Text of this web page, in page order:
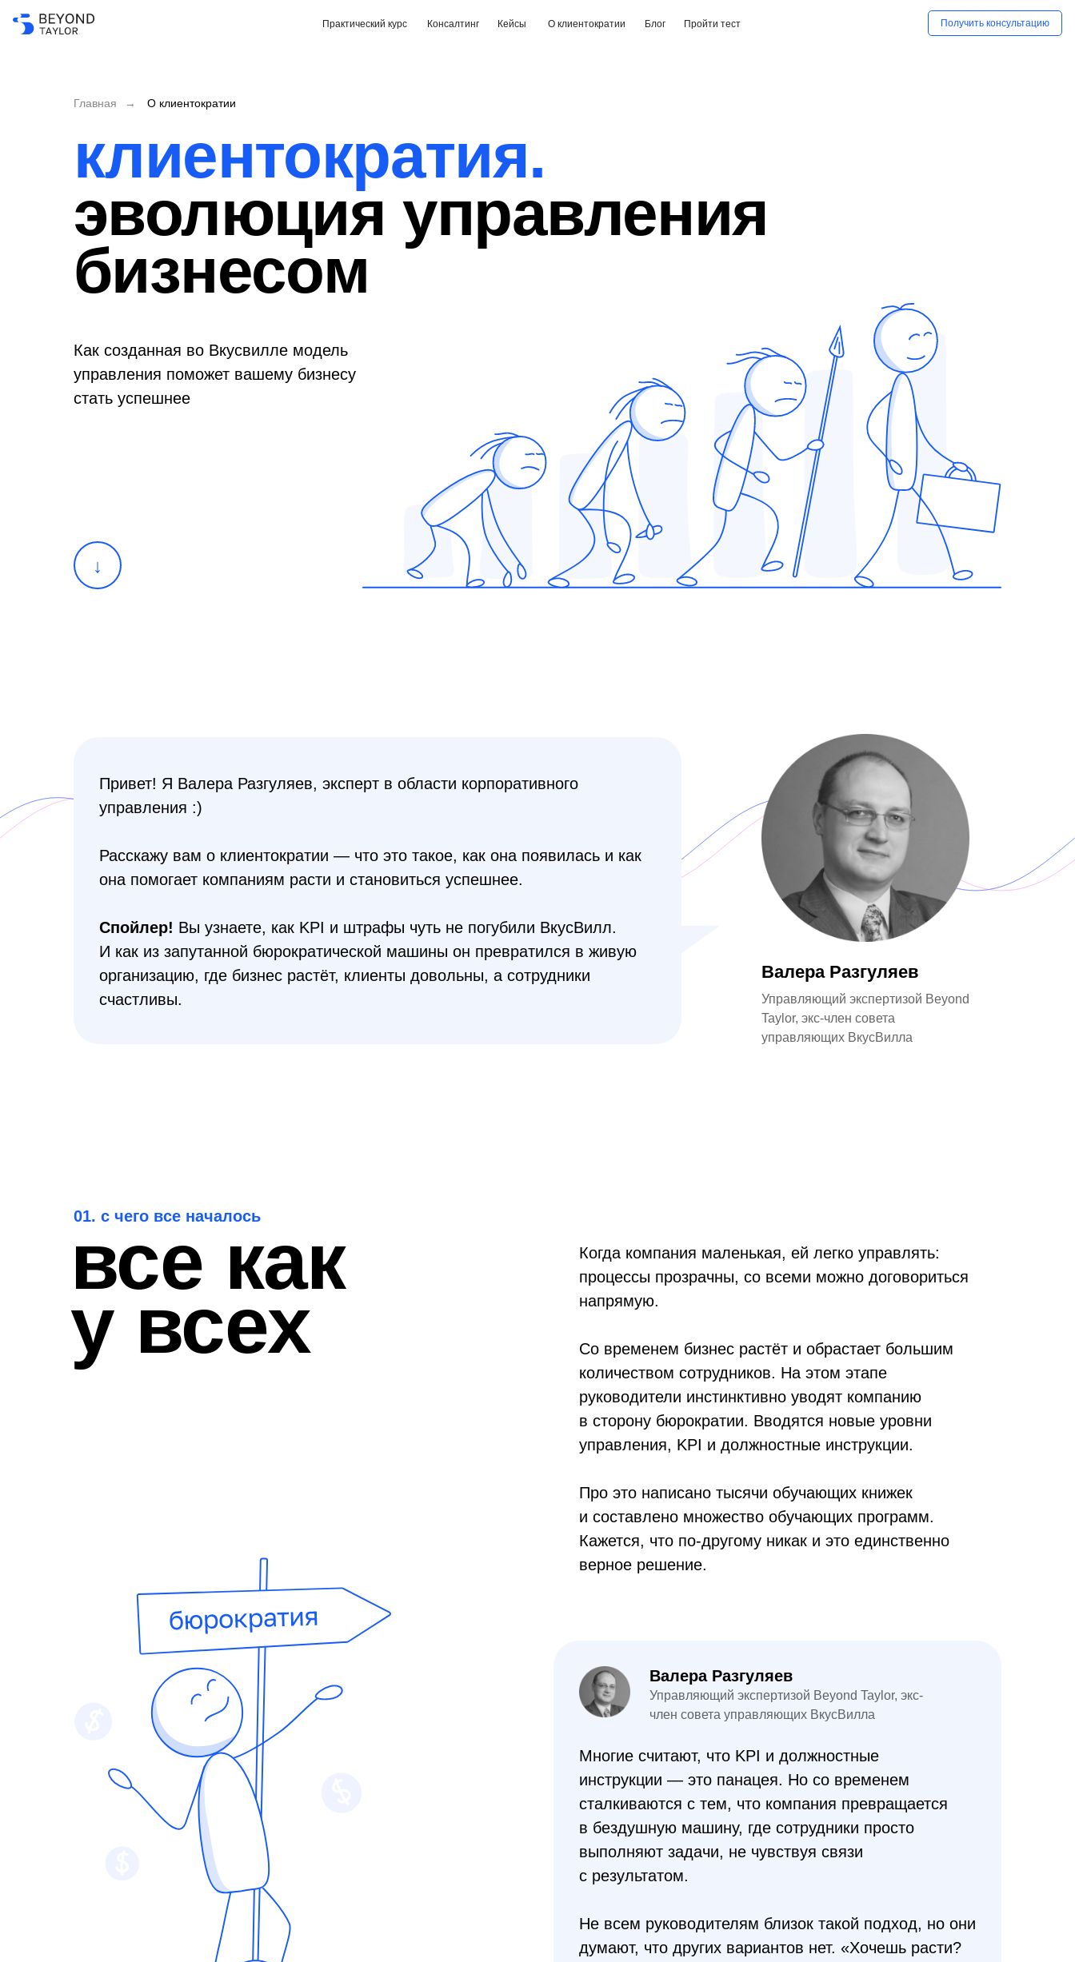
Получить консультацию
Практический курс Консалтинг Кейсы О клиентократии Блог Пройти тест
Главная → О клиентократии
Как созданная во Вкусвилле модель
управления поможет вашему бизнесу
стать успешнее
клиентократия.
эволюция управления
бизнесом
↓
Управляющий экспертизой Beyond
Taylor, экс-член совета
управляющих ВкусВилла
Валера Разгуляев
Привет! Я Валера Разгуляев, эксперт в области корпоративного
управления :)
Расскажу вам о клиентократии — что это такое, как она появилась и как
она помогает компаниям расти и становиться успешнее.
Спойлер! Вы узнаете, как KPI и штрафы чуть не погубили ВкусВилл.
И как из запутанной бюрократической машины он превратился в живую
организацию, где бизнес растёт, клиенты довольны, а сотрудники
счастливы.
Когда компания маленькая, ей легко управлять:
процессы прозрачны, со всеми можно договориться
напрямую.
Со временем бизнес растёт и обрастает большим
количеством сотрудников. На этом этапе
руководители инстинктивно уводят компанию
в сторону бюрократии. Вводятся новые уровни
управления, KPI и должностные инструкции.
Про это написано тысячи обучающих книжек
и составлено множество обучающих программ.
Кажется, что по‑другому никак и это единственно
верное решение.
Многие считают, что KPI и должностные
инструкции — это панацея. Но со временем
сталкиваются с тем, что компания превращается
в бездушную машину, где сотрудники просто
выполняют задачи, не чувствуя связи
с результатом.
Не всем руководителям близок такой подход, но они
думают, что других вариантов нет. «Хочешь расти?
Управляющий экспертизой Beyond Taylor, экс-
член совета управляющих ВкусВилла
Валера Разгуляев
01. с чего все началось
все как
у всех